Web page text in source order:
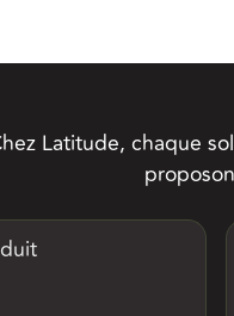
Latitude, chaque